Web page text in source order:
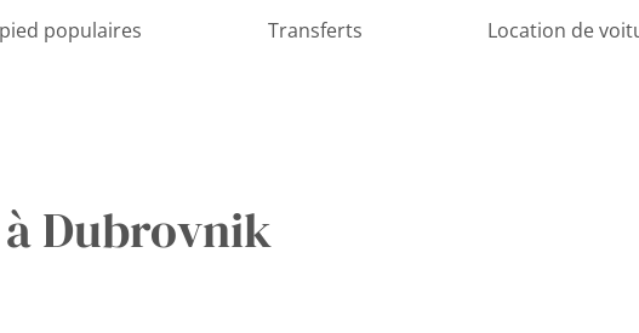
populaires Transferts Location de
Dubrovnik